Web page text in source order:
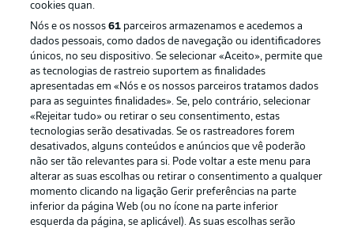
Publicidade Avisos legais
Gerir preferências Aviso de privacidade
Emissoras
Trabalhe conosco Marca
Contato Jogadores
cookies quan.
Nós e os nossos61 parceiros armazenamos e acedemos a
dados pessoais, como dados de navegação ou identificadores
únicos, no seu dispositivo. Se selecionar «Aceito», permite que
as tecnologias de rastreio suportem as finalidades
apresentadas em «Nós e os nossos parceiros tratamos dados
para as seguintes finalidades». Se, pelo contrário, selecionar
«Rejeitar tudo» ou retirar o seu consentimento, estas
tecnologias serão desativadas. Se os rastreadores forem
desativados, alguns conteúdos e anúncios que vê poderão
não ser tão relevantes para si. Pode voltar a este menu para
alterar as suas escolhas ou retirar o consentimento a qualquer
momento clicando na ligação Gerir preferências na parte
inferior da página Web (ou no ícone na parte inferior
esquerda da página, se aplicável). As suas escolhas serão